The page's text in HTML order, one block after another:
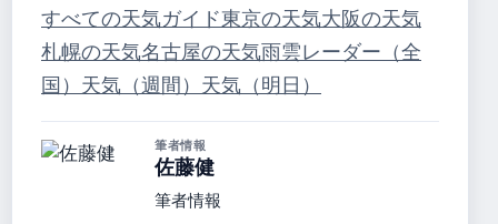
すべての天気ガイド東京の天気大阪の天気
札幌の天気名古屋の天気雨雲レーダー（全
国） 天気（週間） 天気（明日）
筆者情報
佐藤健
筆者情報